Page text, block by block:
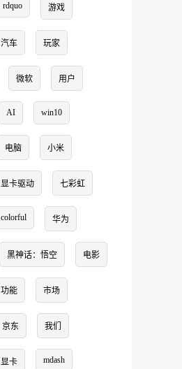
rdquo 游戏
汽车 玩家
微软 用户
AI win10
电脑 小米
显卡驱动 七彩虹
colorful 华为
黑神话：悟空 电影
功能 市场
京东 我们
显卡 mdash